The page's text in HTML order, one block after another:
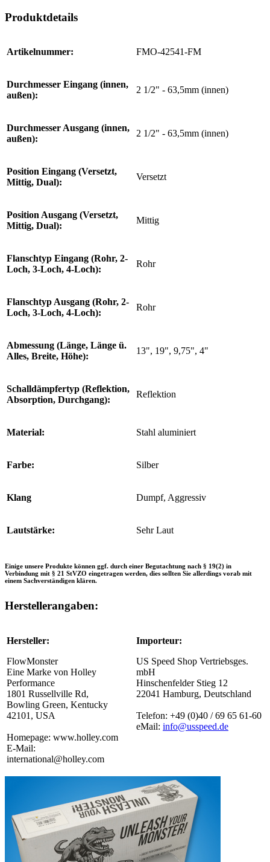
Produktdetails
Artikelnummer: FMO-42541-FM
Durchmesser Eingang (innen,
außen):
2 1/2" - 63,5mm (innen)
Durchmesser Ausgang (innen,
außen):
2 1/2" - 63,5mm (innen)
Position Eingang (Versetzt,
Mittig, Dual):
Versetzt
Position Ausgang (Versetzt,
Mittig, Dual):
Mittig
Flanschtyp Eingang (Rohr, 2-
Loch, 3-Loch, 4-Loch):
Rohr
Flanschtyp Ausgang (Rohr, 2-
Loch, 3-Loch, 4-Loch):
Rohr
Abmessung (Länge, Länge ü.
Alles, Breite, Höhe):
13", 19", 9,75", 4"
Schalldämpfertyp (Reflektion,
Absorption, Durchgang):
Reflektion
Material: Stahl aluminiert
Farbe: Silber
Klang Dumpf, Aggressiv
Lautstärke: Sehr Laut
Einige unsere Produkte können ggf. durch einer Begutachtung nach § 19(2) in
Verbindung mit § 21 StVZO eingetragen werden, dies sollten Sie allerdings vorab mit
einem Sachverständigen klären.
Herstellerangaben:
Hersteller:
FlowMonster
Eine Marke von Holley
Performance
1801 Russellville Rd,
Bowling Green, Kentucky
42101, USA
Homepage: www.holley.com
E-Mail:
international@holley.com
Importeur:
US Speed Shop Vertriebsges.
mbH
Hinschenfelder Stieg 12
22041 Hamburg, Deutschland
Telefon: +49 (0)40 / 69 65 61-60
eMail: info@usspeed.de